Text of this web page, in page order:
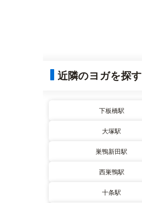
近隣のヨガを探す
下板橋駅
大塚駅
巣鴨新田駅
西巣鴨駅
十条駅